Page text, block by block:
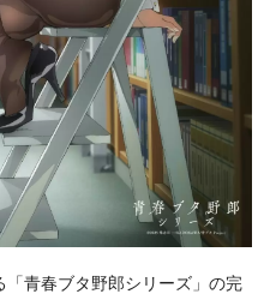
青春ブタ野郎シリーズ」の完